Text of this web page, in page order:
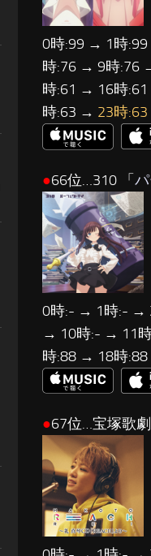
0時:99 → 1時
時:76 → 9時:76
時:61 → 16時
時:63 → 23時:63
●66位…310 「
0時:- → 1時:- →
→ 10時:- → 11
時:88 → 18時
●67位…宝塚歌